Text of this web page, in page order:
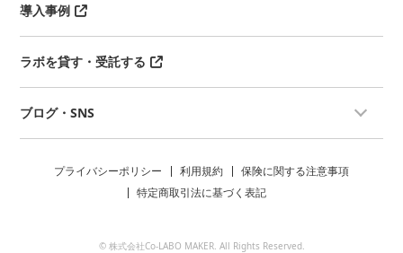
導入事例
ラボを貸す・受託する
ブログ・SNS
プライバシーポリシー 利用規約
保険に関する注意事項
特定商取引法に基づく表記
© 株式会社Co-LABO MAKER. All Rights Reserved.